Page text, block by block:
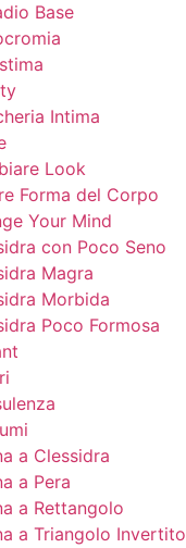
Base
Intima
Look
Forma del Corpo
Your Mind
con Poco Seno
Magra
Morbida
Poco Formosa
a Clessidra
a Pera
a Rettangolo
a Triangolo Invertito